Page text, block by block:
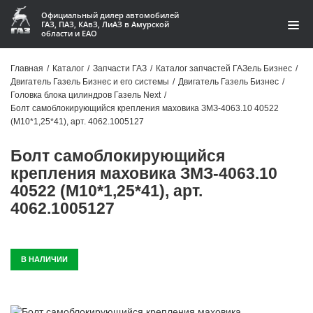
Официальный дилер автомобилей
ГАЗ, ПАЗ, КАвЗ, ЛиАЗ в Амурской
области и ЕАО
Акции
О компании
Контакты
Доставка
Статьи
Главная / Каталог / Запчасти ГАЗ / Каталог запчастей ГАЗель Бизнес /
Двигатель Газель Бизнес и его системы / Двигатель Газель Бизнес /
Головка блока цилиндров Газель Next /
Болт самоблокирующийся крепления маховика ЗМЗ-4063.10 40522
(М10*1,25*41), арт. 4062.1005127
Болт самоблокирующийся
крепления маховика ЗМЗ-4063.10
40522 (М10*1,25*41), арт.
4062.1005127
В НАЛИЧИИ